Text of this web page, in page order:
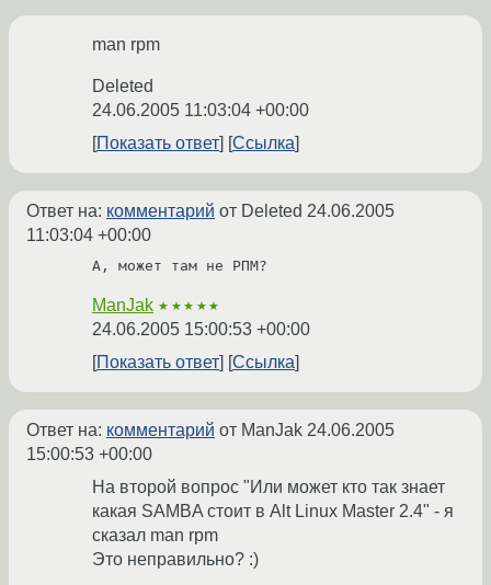
man rpm
Deleted
24.06.2005 11:03:04 +00:00
Показать ответ
Ссылка
Ответ на: комментарий от Deleted 24.06.2005
11:03:04 +00:00
А, может там не РПМ?
ManJak ★★★★★
24.06.2005 15:00:53 +00:00
Показать ответ
Ссылка
Ответ на: комментарий от ManJak 24.06.2005
15:00:53 +00:00
На второй вопрос "Или может кто так знает
какая SAMBA стоит в Alt Linux Master 2.4" - я
сказал man rpm
Это неправильно? :)